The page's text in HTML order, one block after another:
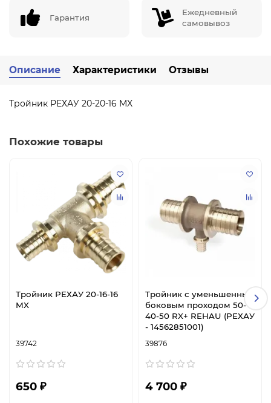
Гарантия
Ежедневный
самовывоз
Описание Характеристики Отзывы
Тройник РЕХАУ 20-20-16 MX
Похожие товары
Тройник РЕХАУ 20-16-16
MX
39742
650 ₽
Тройник с уменьшенным
боковым проходом 50-
40-50 RX+ REHAU (РЕХАУ
- 14562851001)
39876
4 700 ₽